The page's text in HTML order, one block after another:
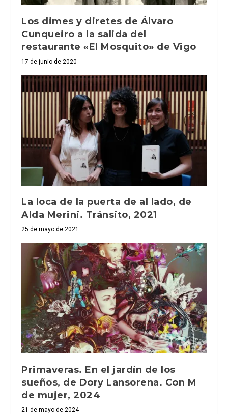
Los dimes y diretes de Álvaro
Cunqueiro a la salida del
restaurante «El Mosquito» de Vigo
17 de junio de 2020
La loca de la puerta de al lado, de
Alda Merini. Tránsito, 2021
25 de mayo de 2021
Primaveras. En el jardín de los
sueños, de Dory Lansorena. Con M
de mujer, 2024
21 de mayo de 2024